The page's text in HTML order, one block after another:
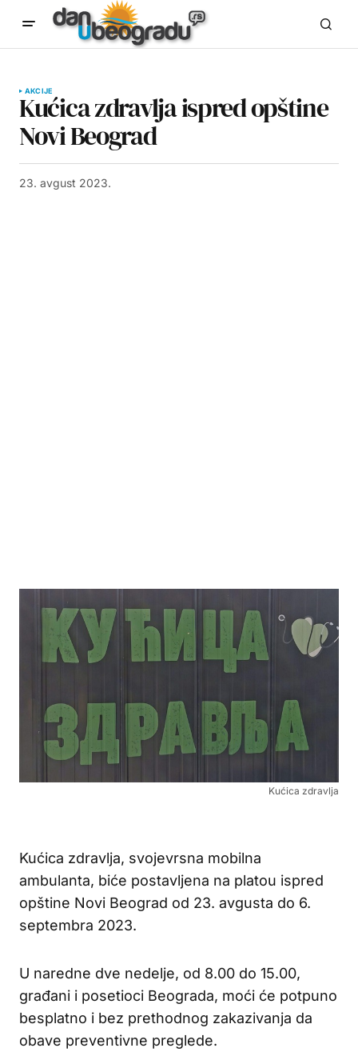
AKCIJE
Kućica zdravlja ispred opštine
Novi Beograd
23. avgust 2023.
Kućica zdravlja
Kućica zdravlja, svojevrsna mobilna
ambulanta, biće postavljena na platou ispred
opštine Novi Beograd od 23. avgusta do 6.
septembra 2023.
U naredne dve nedelje, od 8.00 do 15.00,
građani i posetioci Beograda, moći će potpuno
besplatno i bez prethodnog zakazivanja da
obave preventivne preglede.